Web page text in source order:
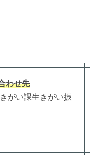
わせ先
がい課生きがい振